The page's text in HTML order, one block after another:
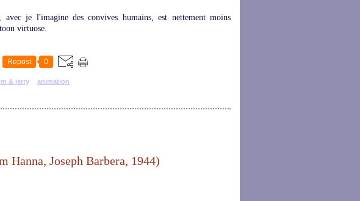
je l'imagine des convives humains, est nettement moins
virtuose.
Repost 0
& jerry animation
Hanna, Joseph Barbera, 1944)